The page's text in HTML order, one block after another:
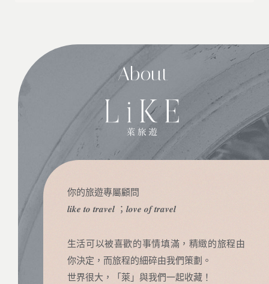
About
你的旅遊專屬顧問
𝒍𝒊𝒌𝒆 𝒕𝒐 𝒕𝒓𝒂𝒗𝒆𝒍 ；𝒍𝒐𝒗𝒆 𝒐𝒇 𝒕𝒓𝒂𝒗𝒆𝒍
生活可以被喜歡的事情填滿，精緻的旅程由
你決定，而旅程的細碎由我們策劃。
世界很大，「萊」與我們一起收藏！